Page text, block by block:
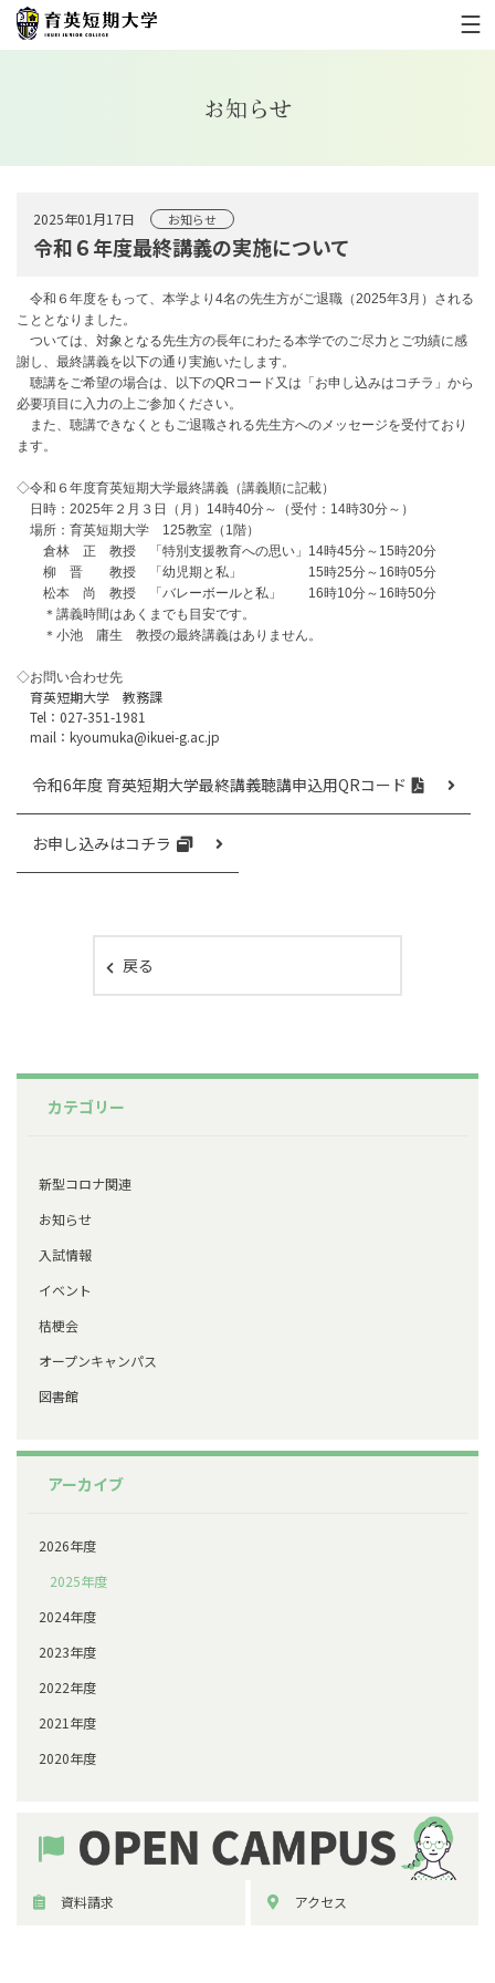
お知らせ
令和６年度最終講義の実施について
2025年01月17日 お知らせ
令和６年度をもって、本学より4名の先生方がご退職（2025年3月）される
こととなりました。
ついては、 対象となる先生方の長年にわたる本学でのご尽力とご功績に感
謝し 、最終講義を以下の通り実施いたします。
聴講をご希望の場合は、以下のQRコード又は「お申し込みはコチラ」から
必要項目に入力の上ご参加ください。
また、 聴講できなくともご退職される先生方へのメッセージを受付ており
ます。
◇令和６年度育英短期大学最終講義（講義順に記載）
日時：2025年２月３日（月）14時40分～
（受付：14時30分～）
場所：育英短期大学 125教室（1階）
倉林 正 教授 「特別支援教育への思い」14時45分～15時20分
柳 晋 教授 「幼児期と私」 15時25分～16時05分
松本 尚 教授 「バレーボールと私」 16時10分～ 16時50分
＊講義時間はあくまでも目安です。
＊小池 庸生 教授の最終講義はありません。
◇お問い合わせ先
育英短期大学 教務課
Tel：027-351-1981
mail：kyoumuka@ikuei-g.ac.jp
令和6年度 育英短期大学最終講義聴講申込用QRコード
お申し込みはコチラ
戻る
カテゴリー
新型コロナ関連
お知らせ
入試情報
イベント
桔梗会
オープンキャンパス
図書館
アーカイブ
2026年度
2025年度
2024年度
2023年度
2022年度
2021年度
2020年度
資料請求 アクセス